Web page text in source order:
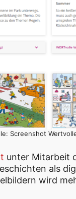
Screenshot
unter Mitarbeit
als
wird